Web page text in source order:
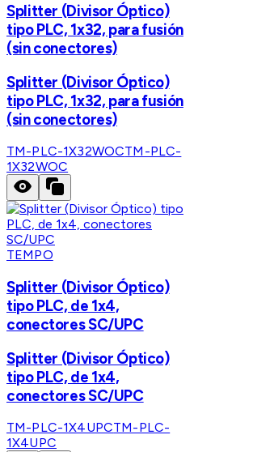
Splitter (Divisor Óptico)
tipo PLC, 1x32, para fusión
(sin conectores)
Splitter (Divisor Óptico)
tipo PLC, 1x32, para fusión
(sin conectores)
TM-PLC-1X32WOCTM-PLC-
1X32WOC
TEMPO
Splitter (Divisor Óptico)
tipo PLC, de 1x4,
conectores SC/UPC
Splitter (Divisor Óptico)
tipo PLC, de 1x4,
conectores SC/UPC
TM-PLC-1X4UPCTM-PLC-
1X4UPC